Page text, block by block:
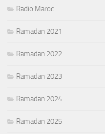
Radio Maroc
Ramadan 2021
Ramadan 2022
Ramadan 2023
Ramadan 2024
Ramadan 2025